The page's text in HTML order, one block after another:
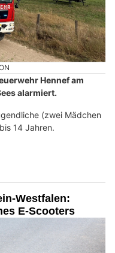
Hennef am
alarmiert.
(zwei Mädchen
14 Jahren.
Westfalen:
E-Scooters